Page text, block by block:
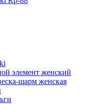
элемент женcкий
шарм женская